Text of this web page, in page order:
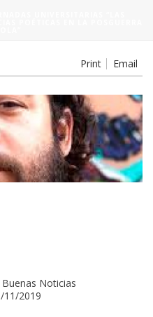
Print Email
Noticias
11/2019